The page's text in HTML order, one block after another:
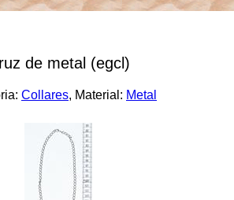
de metal (egcl)
Collares, Material: Metal